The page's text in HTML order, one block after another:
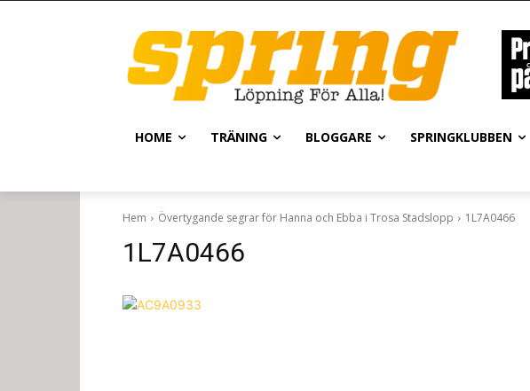
HOME TRÄNING BLOGGARE SPRINGKLUBBEN
Hem Övertygande segrar för Hanna och Ebba i Trosa Stadslopp 1L7A0466
1L7A0466